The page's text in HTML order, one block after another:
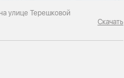
улице Терешковой
Скачать